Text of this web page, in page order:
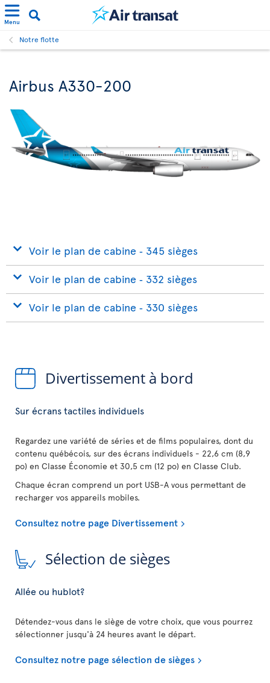
Menu
Notre flotte
Airbus A330-200
Voir le plan de cabine ‐ 345 sièges
Voir le plan de cabine ‐ 332 sièges
Voir le plan de cabine ‐ 330 sièges
Divertissement à bord
Sur écrans tactiles individuels
Regardez une variété de séries et de films populaires, dont du
contenu québécois, sur des écrans individuels - 22,6 cm (8,9
po) en Classe Économie et 30,5 cm (12 po) en Classe Club.
Chaque écran comprend un port USB-A vous permettant de
recharger vos appareils mobiles.
Consultez notre page Divertissement
Sélection de sièges
Allée ou hublot?
Détendez-vous dans le siège de votre choix, que vous pourrez
sélectionner jusqu'à 24 heures avant le départ.
Consultez notre page sélection de sièges